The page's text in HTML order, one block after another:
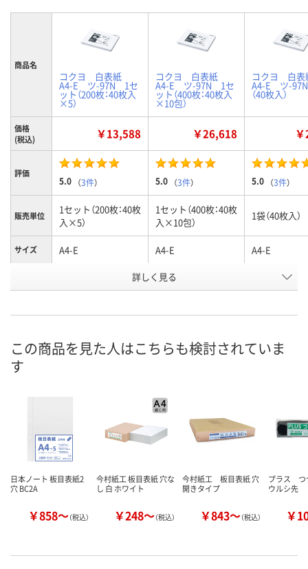
商品名
コクヨ 白表紙
A4-E ツ-97N 1セ
ット（200枚：40枚入
×5）
コクヨ 白表紙
A4-E ツ-97N 1セ
ット（400枚：40枚入
×10包）
コクヨ 白
A4-E ツ-
（40枚入）
価格
(税込)
￥13,588 ￥26,618
評価
5.0 （3件） 5.0 （3件） 5.0 （3件）
販売単位
1セット（200枚：40枚
入×5）
1セット（400枚：40枚
入×10包）
1袋（40枚入）
サイズ A4-E A4-E A4-E
A529475 8455517
お届け日
ついてご連絡いたし
ご注文後、お届けに
ついてご連絡いたし
8月10日（月）
カゴへ
数量
カゴへ カ
詳しく見る
この商品を見た人はこちらも検討されていま
す
日本ノート 板目表紙2
穴 BC2A
￥858～（税込）
今村紙工 板目表紙 穴な
し 白 ホワイト
￥248～（税込）
今村紙工 板目表紙 穴
開きタイプ
￥843～（税込）
プラス
ウルシ先
￥